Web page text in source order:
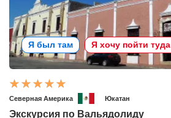
Я был там Я хочу пойти туда
Северная Америка Юкатан
Экскурсия по Вальядолиду